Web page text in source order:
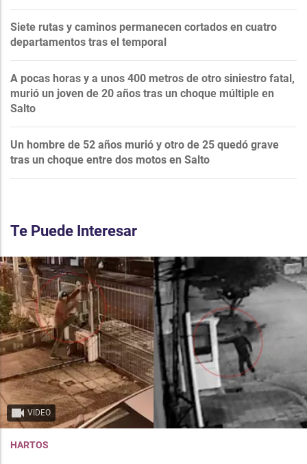
Siete rutas y caminos permanecen cortados en cuatro
departamentos tras el temporal
A pocas horas y a unos 400 metros de otro siniestro fatal,
murió un joven de 20 años tras un choque múltiple en
Salto
Un hombre de 52 años murió y otro de 25 quedó grave
tras un choque entre dos motos en Salto
Te Puede Interesar
VIDEO
HARTOS